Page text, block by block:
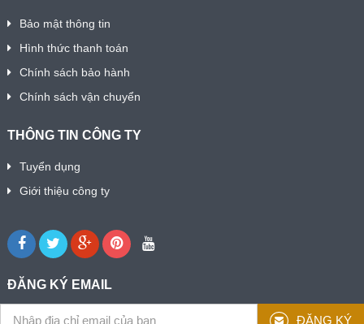
Bảo mật thông tin
Hình thức thanh toán
Chính sách bảo hành
Chính sách vận chuyển
THÔNG TIN CÔNG TY
Tuyển dụng
Giới thiệu công ty
ĐĂNG KÝ EMAIL
ĐĂNG KÝ